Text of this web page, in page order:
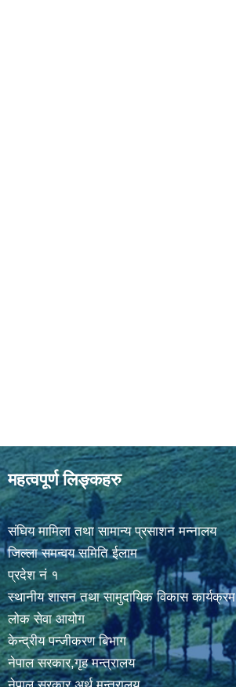
महत्वपूर्ण लिङ्कहरु
संघिय मामिला तथा सामान्य प्रसाशन मन्नालय
जिल्ला समन्वय समिति ईलाम
प्रदेश नं १
स्थानीय शासन तथा सामुदायिक विकास कार्यक्रम
लोक सेवा आयोग
केन्द्रीय पन्जीकरण बिभाग
नेपाल सरकार,गृह मन्त्रालय